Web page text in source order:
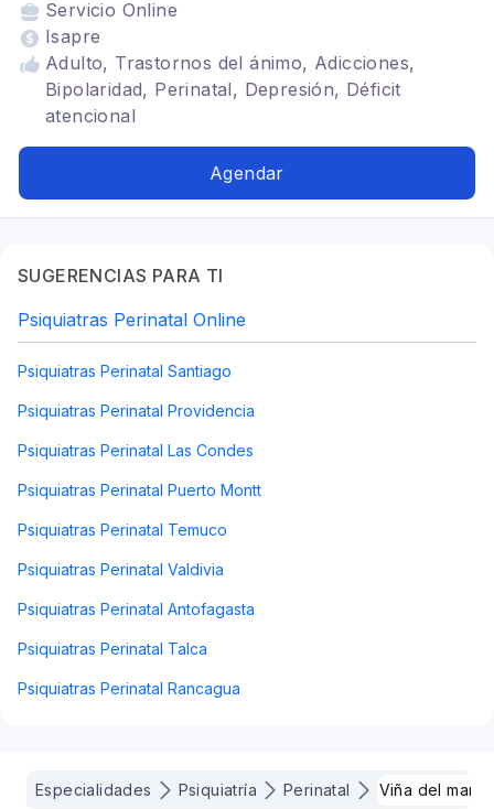
Servicio Online
Isapre
Adulto, Trastornos del ánimo, Adicciones,
Bipolaridad, Perinatal, Depresión, Déficit
atencional
Agendar
SUGERENCIAS PARA TI
Psiquiatras Perinatal Online
Psiquiatras Perinatal Santiago
Psiquiatras Perinatal Providencia
Psiquiatras Perinatal Las Condes
Psiquiatras Perinatal Puerto Montt
Psiquiatras Perinatal Temuco
Psiquiatras Perinatal Valdivia
Psiquiatras Perinatal Antofagasta
Psiquiatras Perinatal Talca
Psiquiatras Perinatal Rancagua
Especialidades Psiquiatría Perinatal Viña del mar